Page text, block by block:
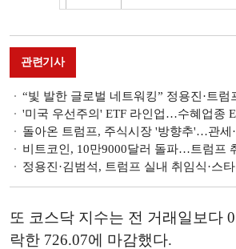
관련기사
“빛 발한 글로벌 네트워킹” 정용진·트럼프家, 취임식부터
'미국 우선주의' ETF 라인업…수혜업종 ETF 수
돌아온 트럼프, 주식시장 '방향추'…관세·통상
비트코인, 10만9000달러 돌파…트럼프 취임 임박 역대
정용진·김범석, 트럼프 실내 취임식·스
또 코스닥 지수는 전 거래일보다
락한 726.07에 마감했다.